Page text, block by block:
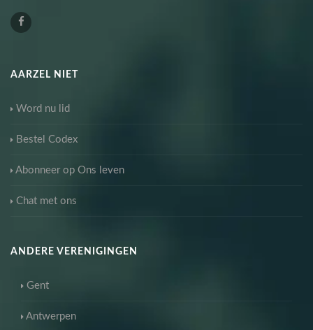
AARZEL NIET
Word nu lid
Bestel Codex
Abonneer op Ons leven
Chat met ons
ANDERE VERENIGINGEN
Gent
Antwerpen